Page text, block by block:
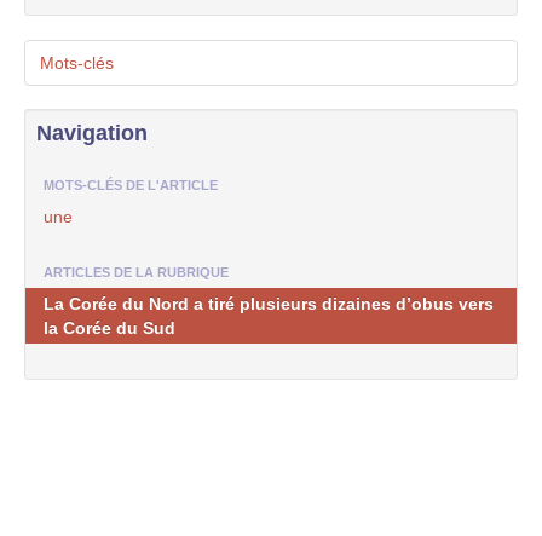
Mots-clés
Navigation
MOTS-CLÉS DE L'ARTICLE
une
ARTICLES DE LA RUBRIQUE
La Corée du Nord a tiré plusieurs dizaines d’obus vers
la Corée du Sud